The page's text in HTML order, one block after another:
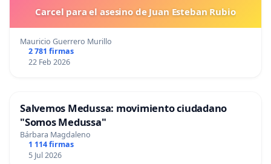
Carcel para el asesino de Juan Esteban Rubio
Mauricio Guerrero Murillo
2 781 firmas
22 Feb 2026
Salvemos Medussa: movimiento ciudadano
"Somos Medussa"
Bárbara Magdaleno
1 114 firmas
5 Jul 2026